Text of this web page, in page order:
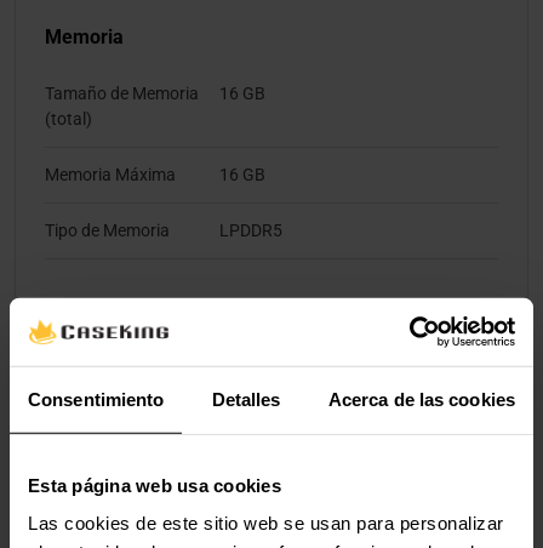
Consentimiento Detalles Acerca de las cookies
Esta página web usa cookies
Las cookies de este sitio web se usan para personalizar
Memoria
Tamaño de Memoria
(total)
16 GB
Memoria Máxima 16 GB
Tipo de Memoria LPDDR5
HDD No
Capacidad del Disco
512 GB